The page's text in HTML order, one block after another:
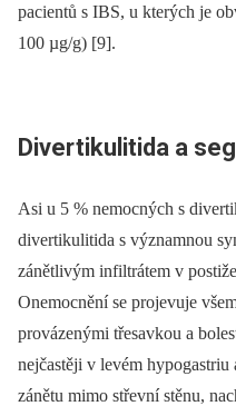
pacientů s IBS, u kterých je
100 µg/g) [9].
Divertikulitida a
Asi u 5 % nemocných s
divertikulitida s významnou
zánětlivým infiltrátem v
Onemocnění se projevuje
provázenými třesavkou a
nejčastěji v levém
zánětu mimo střevní stěnu,